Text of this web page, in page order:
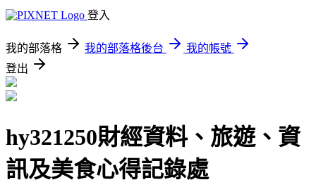
登入
我的部落格 我的部落格後台
我的帳號
登出
hy321250財經資料、旅遊、資
訊及美食心得記錄處